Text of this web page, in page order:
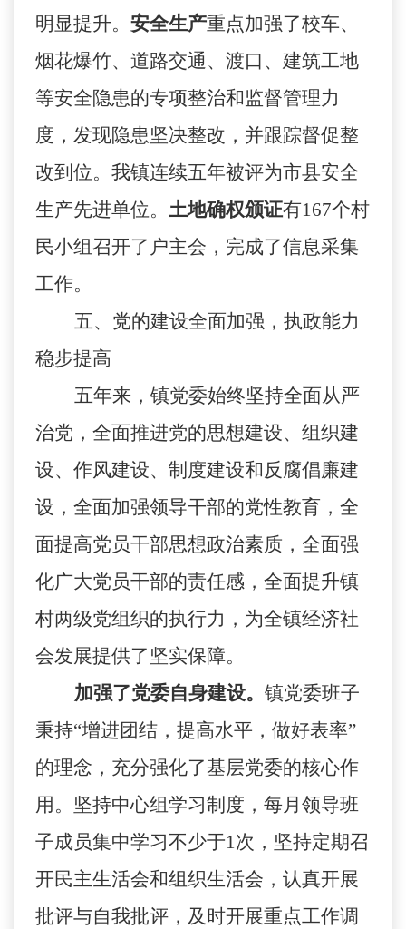
明显提升。 安全生产重点加强了校车、
烟花爆竹、道路交通、渡口、建筑工地
等安全隐患的专项整治和监督管理力
度，发现隐患坚决整改，并跟踪督促整
改到位。我镇连续五年被评为市县安全
生产先进单位。 土地确权颁证有167个村
民小组召开了户主会，完成了信息采集
工作。
五、党的建设全面加强，执政能力
稳步提高
五年来，镇党委始终坚持全面从严
治党，全面推进党的思想建设、组织建
设、作风建设、制度建设和反腐倡廉建
设，全面加强领导干部的党性教育，全
面提高党员干部思想政治素质，全面强
化广大党员干部的责任感，全面提升镇
村两级党组织的执行力，为全镇经济社
会发展提供了坚实保障。
加强了党委自身建设。 镇党委班子
秉持“增进团结，提高水平，做好表率”
的理念，充分强化了基层党委的核心作
用。坚持中心组学习制度，每月领导班
子成员集中学习不少于1次，坚持定期召
开民主生活会和组织生活会，认真开展
批评与自我批评，及时开展重点工作调